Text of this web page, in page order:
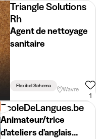
Triangle Solutions
Rh
Agent de nettoyage
sanitaire
Flexibel Schema
Wavre
1
EcoleDeLangues.be
Animateur/trice
d'ateliers d'anglais